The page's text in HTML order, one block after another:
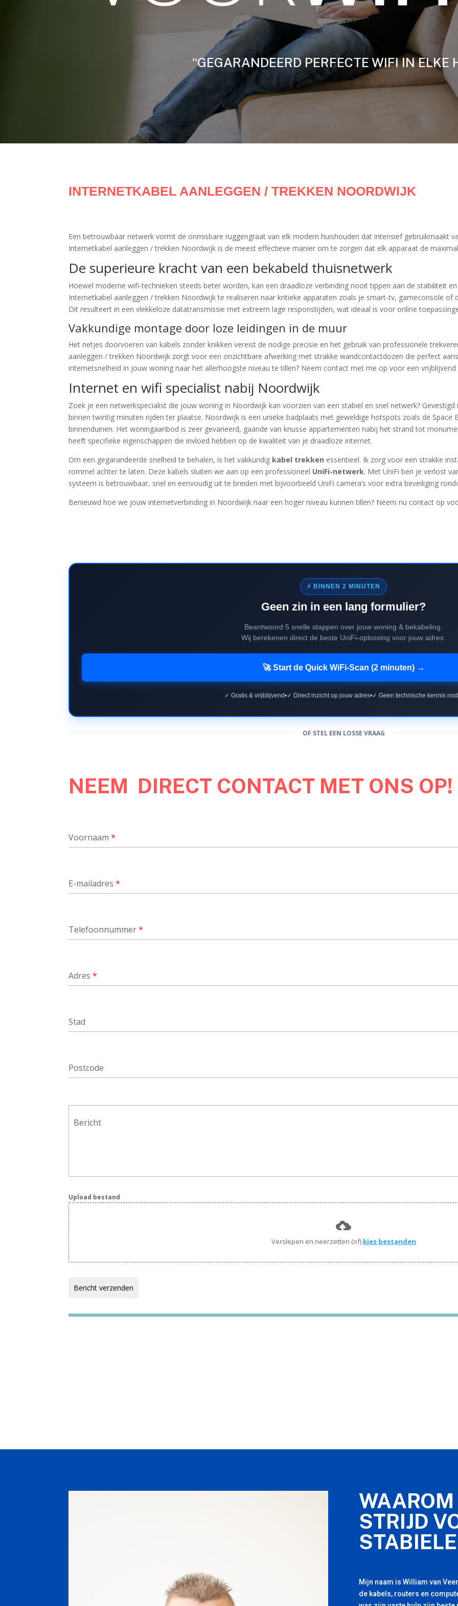
“GEGARANDEERD PERFECTE WIFI IN ELKE
INTERNETKABEL AANLEGGEN / TREKKEN NOORDWIJK
Een betrouwbaar netwerk vormt de onmisbare ruggengraat van elk modern huishouden dat intensief gebruikmaakt
Internetkabel aanleggen / trekken Noordwijk is de meest effectieve manier om te zorgen dat elk apparaat de
De superieure kracht van een bekabeld thuisnetwerk
Hoewel moderne wifi-technieken steeds beter worden, kan een draadloze verbinding nooit tippen aan de stabiliteit
Internetkabel aanleggen / trekken Noordwijk te realiseren naar kritieke apparaten zoals je smart-tv, gameconsole
Dit resulteert in een vlekkeloze datatransmissie met extreem lage responstijden, wat ideaal is voor online
Vakkundige montage door loze leidingen in de muur
Het netjes doorvoeren van kabels zonder knikken vereist de nodige precisie en het gebruik van professionele
aanleggen / trekken Noordwijk zorgt voor een onzichtbare afwerking met strakke wandcontactdozen die perfect
internetsnelheid in jouw woning naar het allerhoogste niveau te tillen? Neem contact met me op voor een vrijblijvend
Internet en wifi specialist nabij Noordwijk
Zoek je een netwerkspecialist die jouw woning in Noordwijk kan voorzien van een stabiel en snel netwerk?
binnen twintig minuten rijden ter plaatse. Noordwijk is een unieke badplaats met geweldige hotspots zoals de Space
binnenduinen. Het woningaanbod is zeer gevarieerd, gaande van knusse appartementen nabij het strand tot
heeft specifieke eigenschappen die invloed hebben op de kwaliteit van je draadloze internet.
Om een gegarandeerde snelheid te behalen, is het vakkundig kabel trekken essentieel. Ik zorg voor een strakke
rommel achter te laten. Deze kabels sluiten we aan op een professioneel UniFi-netwerk. Met UniFi ben je verlost
systeem is betrouwbaar, snel en eenvoudig uit te breiden met bijvoorbeeld UniFi camera’s voor extra beveiliging
Benieuwd hoe we jouw internetverbinding in Noordwijk naar een hoger niveau kunnen tillen? Neem nu contact op
⚡ BINNEN 2 MINUTEN
Geen zin in een lang formulier?
Beantwoord 5 snelle stappen over jouw woning & bekabeling.
Wij berekenen direct de beste UniFi-oplossing voor jouw adres.
🚀 Start de Quick WiFi-Scan (2 minuten) →
✓ Gratis & vrijblijvend•✓ Direct inzicht op jouw adres•✓ Geen technische kennis
OF STEL EEN LOSSE VRAAG
NEEM DIRECT CONTACT MET ONS OP!
Voornaam*
E-mailadres*
Telefoonnummer*
Adres*
Stad
Postcode
Bericht
Upload bestand
Verslepen en neerzetten (of) kies bestanden
Bericht verzenden
STRIJD
Mijn naam is William van
de kabels, routers en